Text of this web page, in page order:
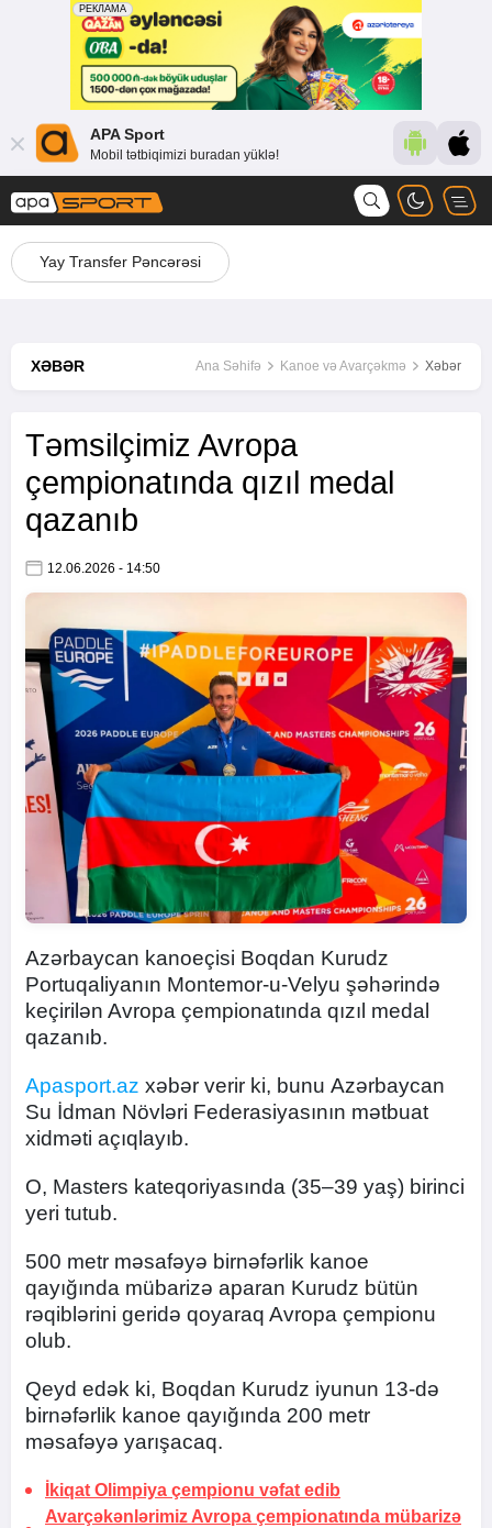
APA Sport
Mobil tətbiqimizi buradan yüklə!
Yay Transfer Pəncərəsi
XƏBƏR Ana Səhifə Kanoe və Avarçəkmə Xəbər
Təmsilçimiz Avropa
çempionatında qızıl medal
qazanıb
12.06.2026 - 14:50
Azərbaycan kanoeçisi Boqdan Kurudz
Portuqaliyanın Montemor-u-Velyu şəhərində
keçirilən Avropa çempionatında qızıl medal
qazanıb.
Apasport.az xəbər verir ki, bunu Azərbaycan
Su İdman Növləri Federasiyasının mətbuat
xidməti açıqlayıb.
O, Masters kateqoriyasında (35–39 yaş) birinci
yeri tutub.
500 metr məsafəyə birnəfərlik kanoe
qayığında mübarizə aparan Kurudz bütün
rəqiblərini geridə qoyaraq Avropa çempionu
olub.
Qeyd edək ki, Boqdan Kurudz iyunun 13-də
birnəfərlik kanoe qayığında 200 metr
məsafəyə yarışacaq.
İkiqat Olimpiya çempionu vəfat edib
Avarçəkənlərimiz Avropa çempionatında mübarizə